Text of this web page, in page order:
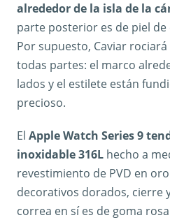
alrededor de la isla de la
parte posterior es de piel
Por supuesto, Caviar
todas partes: el marco
lados y el estilete están
precioso.
El Apple Watch Series 9
inoxidable 316L hecho a
revestimiento de PVD en
decorativos dorados, cierre
correa en sí es de goma